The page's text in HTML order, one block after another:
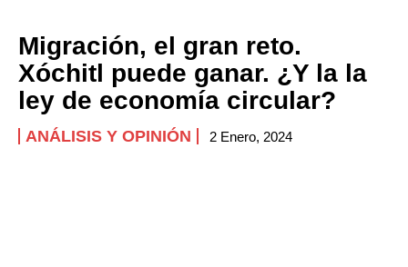
Migración, el gran reto.
Xóchitl puede ganar. ¿Y la la
ley de economía circular?
ANÁLISIS Y OPINIÓN 2 Enero, 2024